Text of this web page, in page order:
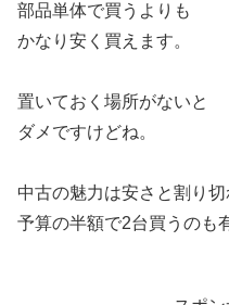
部品単体で買うよりも
かなり安く買えます。
置いておく場所がないと
ダメですけどね。
中古の魅力は安さと割り
予算の半額で2台買うのも